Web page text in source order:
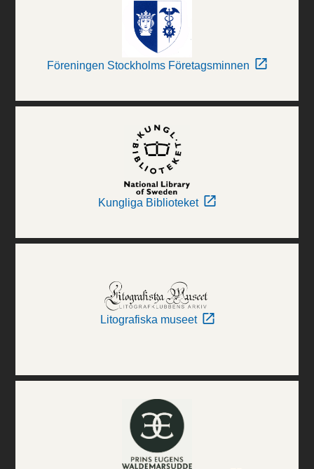
Föreningen Stockholms Företagsminnen
Kungliga Biblioteket
Litografiska museet